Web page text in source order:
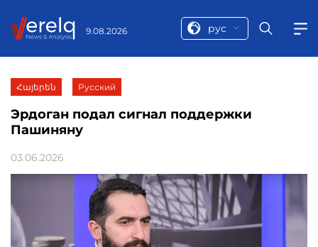
9.08.2026 рус
Հայերեն Русский
Эрдоган подал сигнал поддержки
Пашиняну
03.06.2026